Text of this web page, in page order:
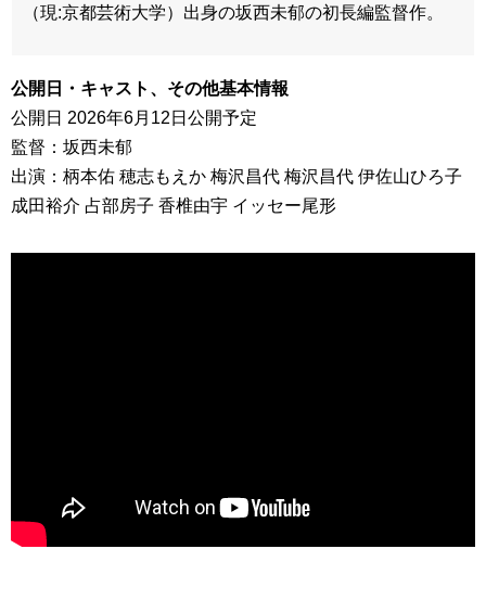
（現:京都芸術大学）出身の坂西未郁の初長編監督作。
公開日・キャスト、その他基本情報
公開日 2026年6月12日公開予定
監督：坂西未郁
出演：柄本佑 穂志もえか 梅沢昌代 梅沢昌代 伊佐山ひろ子
成田裕介 占部房子 香椎由宇 イッセー尾形